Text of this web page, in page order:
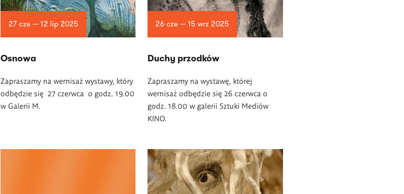
27 cze — 12 lip 2025
Osnowa
Zapraszamy na wernisaż wystawy, który
odbędzie się 27 czerwca o godz. 19.00
w Galerii M.
26 cze — 15 wrz 2025
Duchy przodków
Zapraszamy na wystawę, której
wernisaż odbędzie się 26 czerwca o
godz. 18.00 w galerii Sztuki Mediów
KINO.